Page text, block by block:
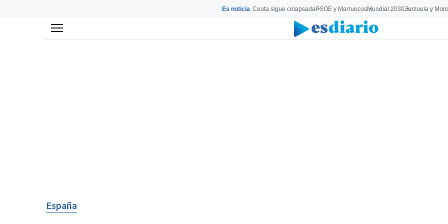
Es noticia Ceuta sigue colapsadaPSOE y MarruecosMundial 2030Zarzuela y
Menú
España